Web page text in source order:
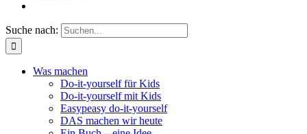
Suche nach:
Was machen
Do-it-yourself für Kids
Do-it-yourself mit Kids
Easypeasy do-it-yourself
DAS machen wir heute